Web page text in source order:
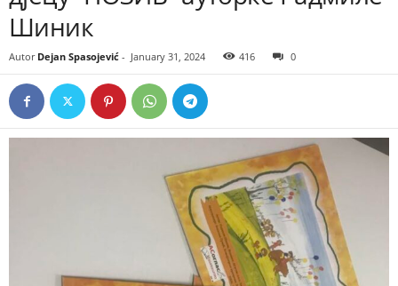
Шиник
Autor Dejan Spasojević - January 31, 2024 416 0